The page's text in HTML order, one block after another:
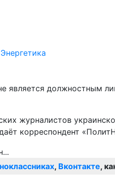
Энергетика
является должностным
журналистов
корреспондент
, Вконтакте,